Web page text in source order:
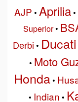
AJP • Aprilia•
Superior•
Derbi • Ducati
• Moto
Honda•
• Indian •